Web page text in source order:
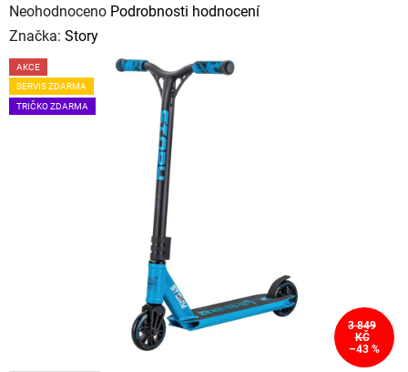
Průměrné
hodnocení
produktu
je
0,0
Neohodnoceno Podrobnosti hodnocení
Značka: Story
AKCE
SERVIS ZDARMA
TRIČKO ZDARMA
3 849
KČ
–43 %